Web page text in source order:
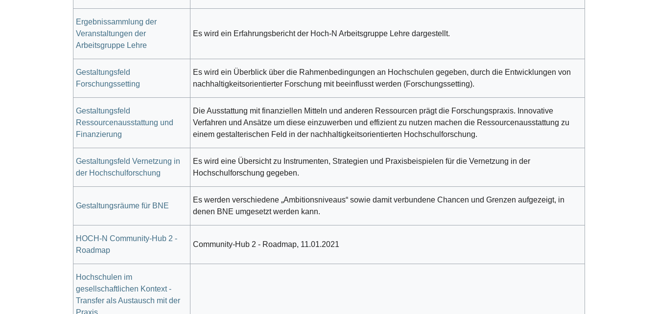
Ergebnissammlung der
Veranstaltungen der
Arbeitsgruppe Lehre
Es wird ein Erfahrungsbericht der Hoch-N Arbeitsgruppe Lehre dargestellt.
Gestaltungsfeld
Forschungssetting
Es wird ein Überblick über die Rahmenbedingungen an Hochschulen gegeben, durch die Entwicklungen von
nachhaltigkeitsorientierter Forschung mit beeinflusst werden (Forschungssetting).
Gestaltungsfeld
Ressourcenausstattung und
Finanzierung
Die Ausstattung mit finanziellen Mitteln und anderen Ressourcen prägt die Forschungspraxis. Innovative
Verfahren und Ansätze um diese einzuwerben und effizient zu nutzen machen die Ressourcenausstattung zu
einem gestalterischen Feld in der nachhaltigkeitsorientierten Hochschulforschung.
Gestaltungsfeld Vernetzung in
der Hochschulforschung
Es wird eine Übersicht zu Instrumenten, Strategien und Praxisbeispielen für die Vernetzung in der
Hochschulforschung gegeben.
Gestaltungsräume für BNE
Es werden verschiedene „Ambitionsniveaus“ sowie damit verbundene Chancen und Grenzen aufgezeigt, in
denen BNE umgesetzt werden kann.
HOCH-N Community-Hub 2 -
Roadmap
Community-Hub 2 - Roadmap, 11.01.2021
Hochschulen im
gesellschaftlichen Kontext -
Transfer als Austausch mit der